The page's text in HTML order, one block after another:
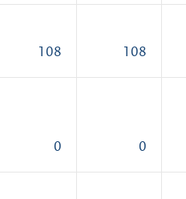
108 108
0 0